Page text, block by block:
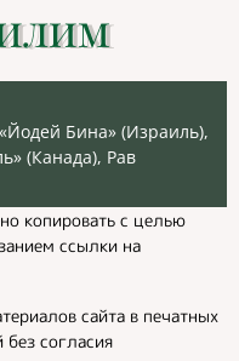
Бина» (Израиль),
(Канада), Рав
копировать с целью
ссылки на
сайта в печатных
согласия